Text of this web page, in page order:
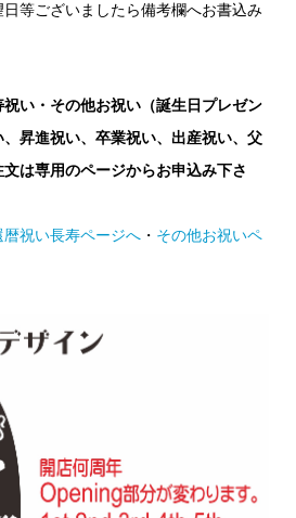
等ございましたら備考欄へお書込み
い・その他お祝い（誕生日プレゼン
、昇進祝い、卒業祝い、出産祝い、父
は専用のページからお申込み下さ
暦祝い長寿ページへ・ その他お祝いペ